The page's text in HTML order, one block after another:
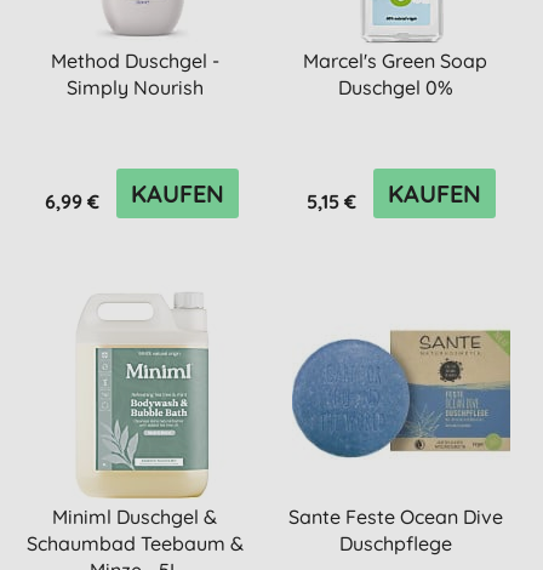
Method Duschgel -
Simply Nourish
6,99 € KAUFEN
Marcel's Green Soap
Duschgel 0%
5,15 € KAUFEN
Miniml Duschgel &
Schaumbad Teebaum &
Sante Feste Ocean Dive
Duschpflege